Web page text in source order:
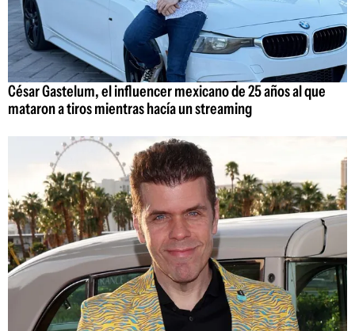
César Gastelum, el influencer mexicano de 25 años al que
mataron a tiros mientras hacía un streaming